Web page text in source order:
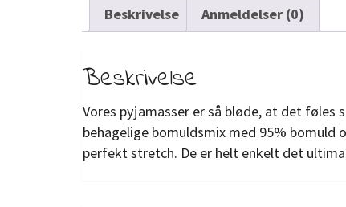
Beskrivelse Anmeldelser (0)
Beskrivelse
Vores pyjamasser er så bløde, at det
behagelige bomuldsmix med 95% bomuld
perfekt stretch. De er helt enkelt det